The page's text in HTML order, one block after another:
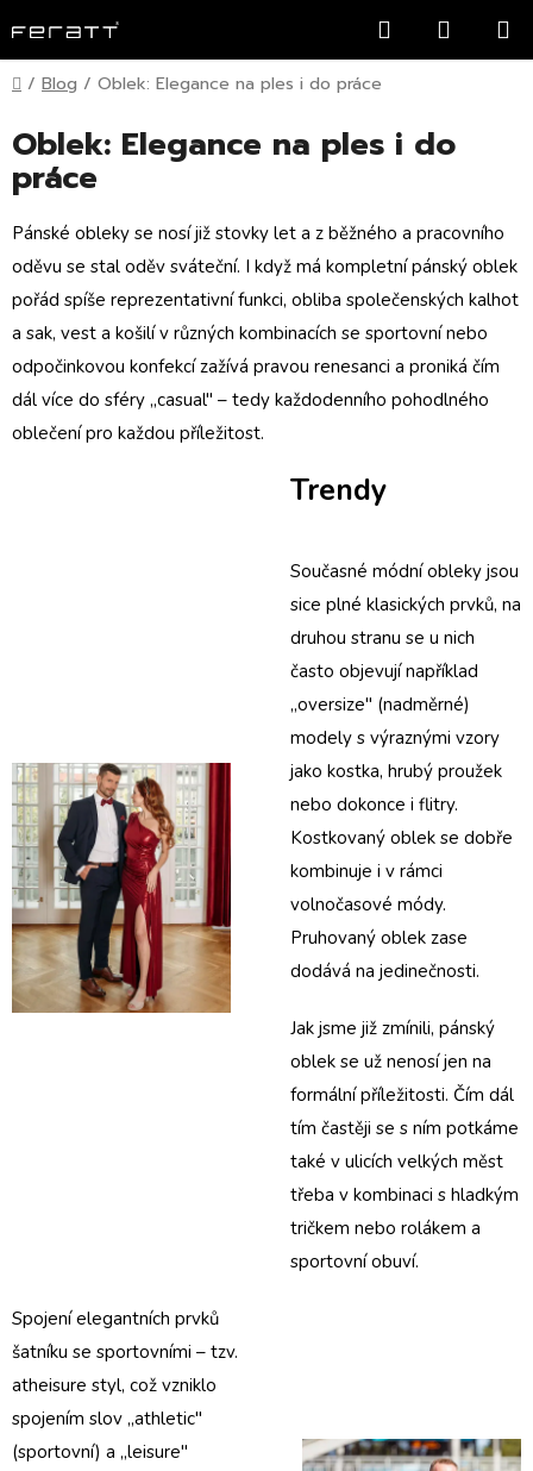
na
obsah
Hledat
KOŠÍK
Domů
/ Blog / Oblek: Elegance na ples i do práce
Oblek: Elegance na ples i do
práce
Pánské obleky se nosí již stovky let a z běžného a pracovního
oděvu se stal oděv sváteční. I když má kompletní pánský oblek
pořád spíše reprezentativní funkci, obliba společenských kalhot
a sak, vest a košilí v různých kombinacích se sportovní nebo
odpočinkovou konfekcí zažívá pravou renesanci a proniká čím
dál více do sféry „casual" – tedy každodenního pohodlného
oblečení pro každou příležitost.
Trendy
Současné módní obleky jsou
sice plné klasických prvků, na
druhou stranu se u nich
často objevují například
„oversize" (nadměrné)
modely s výraznými vzory
jako kostka, hrubý proužek
nebo dokonce i flitry.
Kostkovaný oblek se dobře
kombinuje i v rámci
volnočasové módy.
Pruhovaný oblek zase
dodává na jedinečnosti.
Jak jsme již zmínili, pánský
oblek se už nenosí jen na
formální příležitosti. Čím dál
tím častěji se s ním potkáme
také v ulicích velkých měst
třeba v kombinaci s hladkým
tričkem nebo rolákem a
sportovní obuví.
Spojení elegantních prvků
šatníku se sportovními – tzv.
atheisure styl, což vzniklo
spojením slov „athletic"
(sportovní) a „leisure"